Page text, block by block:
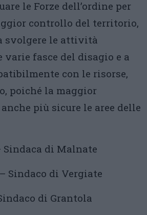
le Forze dell’ordine per
controllo del territorio,
svolgere le attività
fasce del disagio e a
con le risorse,
poiché la maggior
più sicure le aree delle
Sindaca di Malnate
Sindaco di Vergiate
di Grantola